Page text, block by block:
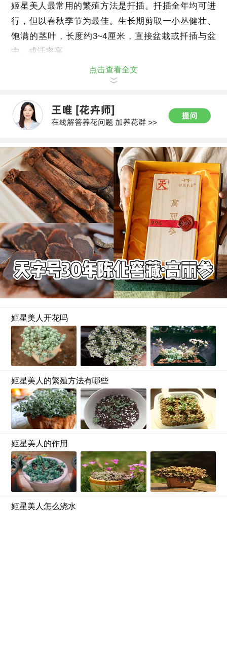
姬星美人最常用的繁殖方法是扦插。扦插全年均可进
行，但以春秋季节为最佳。生长期剪取一小丛健壮、
饱满的茎叶，长度约3~4厘米，直接盆栽或扦插与盆
中，成活率高。
组合建议：黄丽、千佛手。点击查看全文
姬星美人开花吗
姬星美人的繁殖方法有哪些
姬星美人的作用
姬星美人怎么浇水